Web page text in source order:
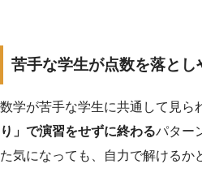
苦手な学生が点数を落とし
数学が苦手な学生に共通して見ら
り」で演習をせずに終わるパター
た気になっても、自力で解けるか